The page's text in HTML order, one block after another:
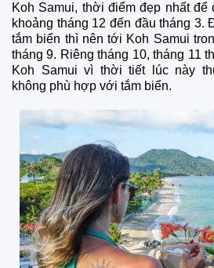
Koh Samui, thời điểm đẹp nhất để
khoảng tháng 12 đến đầu tháng 3.
tắm biển thì nên tới Koh Samui
tháng 9. Riêng tháng 10, tháng 11
Koh Samui vì thời tiết lúc này
không phù hợp với tắm biển.